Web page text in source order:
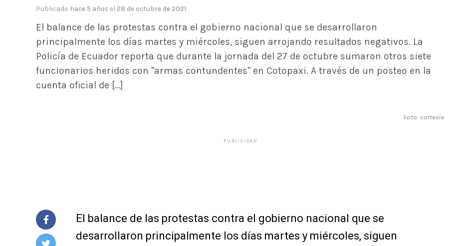
Publicado hace 5 años el 28 de octubre de 2021
El balance de las protestas contra el gobierno nacional que se desarrollaron
principalmente los días martes y miércoles, siguen arrojando resultados negativos. La
Policía de Ecuador reporta que durante la jornada del 27 de octubre sumaron otros siete
funcionarios heridos con "armas contundentes" en Cotopaxi. A través de un posteo en la
cuenta oficial de […]
Foto: cortesía.
PUBLICIDAD
El balance de las protestas contra el gobierno nacional que se
desarrollaron principalmente los días martes y miércoles, siguen